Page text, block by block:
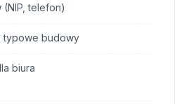
telefon)
typowe budowy
biura